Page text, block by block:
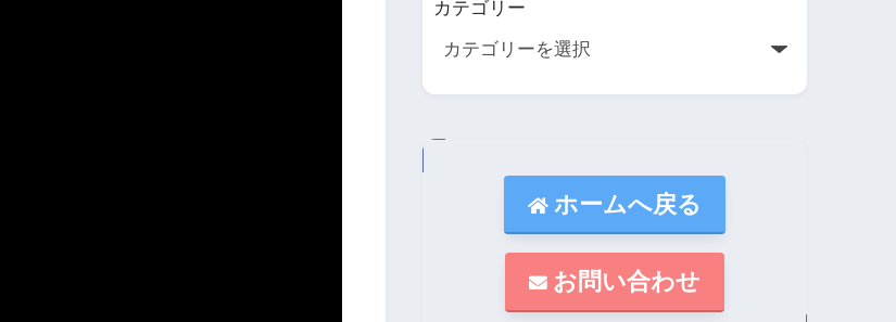
カテゴリー
ホームへ戻る
お問い合わせ